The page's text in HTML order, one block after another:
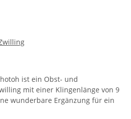
ist ein Obst- und
mit einer Klingenlänge von 9
wunderbare Ergänzung für ein